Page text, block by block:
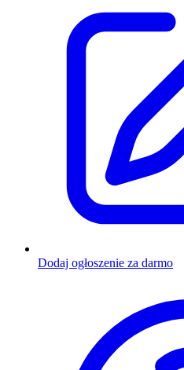
Dodaj ogłoszenie za darmo